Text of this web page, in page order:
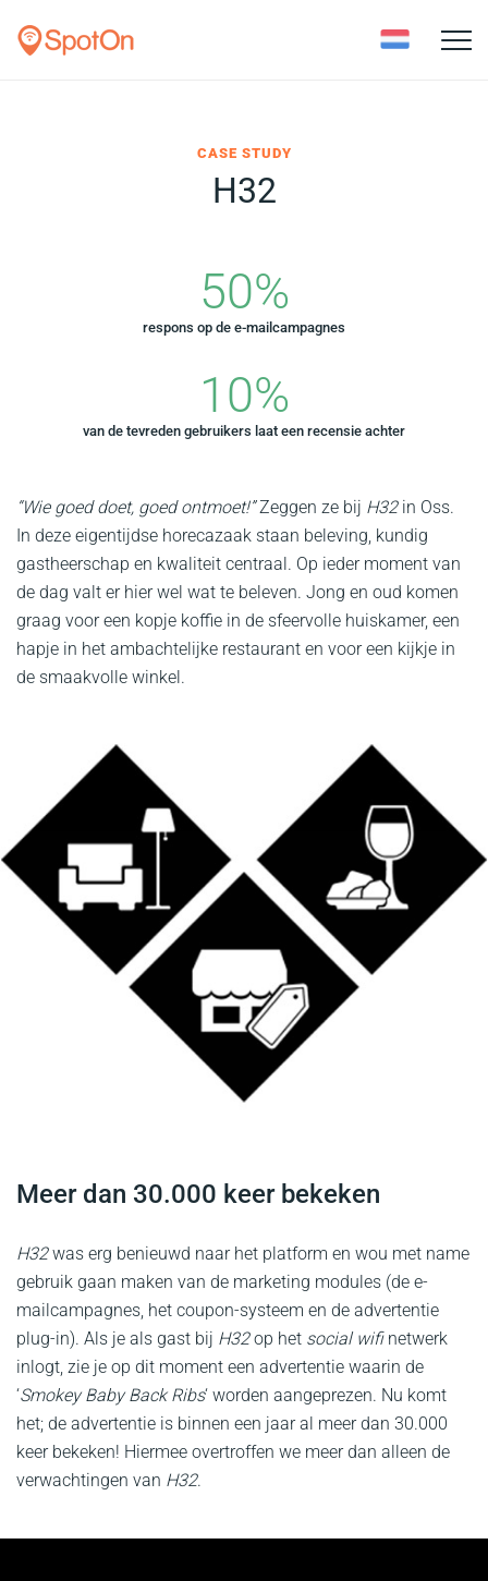
Toggle
CASE STUDY
H32
50%
respons op de e-mailcampagnes
10%
van de tevreden gebruikers laat een recensie achter
“Wie goed doet, goed ontmoet!”Zeggen ze bij H32in Oss.
In deze eigentijdse horecazaak staan beleving, kundig
gastheerschap en kwaliteit centraal. Op ieder moment van
de dag valt er hier wel wat te beleven. Jong en oud komen
graag voor een kopje koffie in de sfeervolle huiskamer, een
hapje in het ambachtelijke restaurant en voor een kijkje in
de smaakvolle winkel.
Meer dan 30.000 keer bekeken
H32was erg benieuwd naar het platform en wou met name
gebruik gaan maken van de marketing modules (de e-
mailcampagnes, het coupon-systeem en de advertentie
plug-in). Als je als gast bij H32op het social wifinetwerk
inlogt, zie je op dit moment een advertentie waarin de
‘Smokey Baby Back Ribs‘ worden aangeprezen. Nu komt
het; de advertentie is binnen een jaar al meer dan 30.000
keer bekeken! Hiermee overtroffen we meer dan alleen de
verwachtingen van H32.